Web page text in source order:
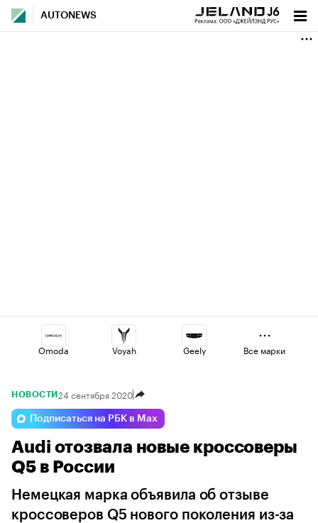
AUTONEWS
Omoda Voyah Geely
Esteo Lada
Jaecoo Volga Haval
Все марки
НОВОСТИ 24 сентября 2020
Подписаться на РБК в Max
Audi отозвала новые кроссоверы
Q5 в России
Немецкая марка объявила об отзыве
кроссоверов Q5 нового поколения из-за